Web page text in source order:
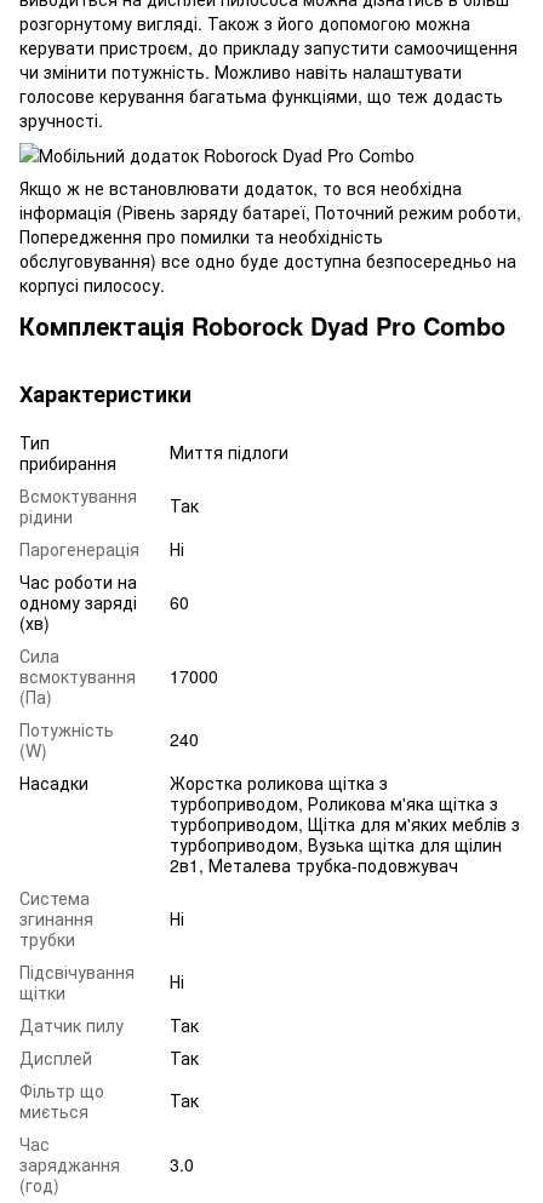
розгорнутому вигляді. Також з його допомогою можна
керувати пристроєм, до прикладу запустити самоочищення
чи змінити потужність. Можливо навіть налаштувати
голосове керування багатьма функціями, що теж додасть
зручності.
Якщо ж не встановлювати додаток, то вся необхідна
інформація (Рівень заряду батареї, Поточний режим роботи,
Попередження про помилки та необхідність
обслуговування) все одно буде доступна безпосередньо на
корпусі пилососу.
Комплектація Roborock Dyad Pro Combo
Характеристики
Тип
прибирання
Миття підлоги
Всмоктування
рідини
Так
Парогенерація
Ні
Час роботи на
одному заряді
(хв)
60
Сила
всмоктування
(Па)
17000
Потужність
(W)
240
Насадки
Жорстка роликова щітка з
турбоприводом, Роликова м'яка щітка з
турбоприводом, Щітка для м'яких меблів з
турбоприводом, Вузька щітка для щілин
2в1, Металева трубка-подовжувач
Система
згинання
трубки
Ні
Підсвічування
щітки
Ні
Датчик пилу
Так
Дисплей
Так
Фільтр що
миється
Так
Час
заряджання
(год)
3.0